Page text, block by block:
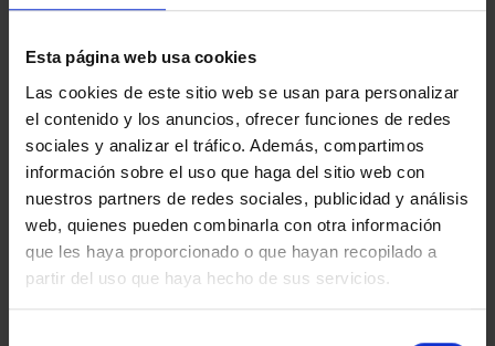
Esta página web usa cookies
Las cookies de este sitio web se usan para personalizar
el contenido y los anuncios, ofrecer funciones de redes
sociales y analizar el tráfico. Además, compartimos
información sobre el uso que haga del sitio web con
nuestros partners de redes sociales, publicidad y análisis
web, quienes pueden combinarla con otra información
que les haya proporcionado o que hayan recopilado a
partir del uso que haya hecho de sus servicios.